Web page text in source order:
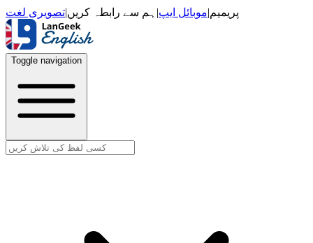
پریمیم|موبائل ایپ| ہم سے رابطہ کریں|تصویری لغت
Toggle navigation